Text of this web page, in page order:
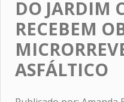
DO JARDIM
RECEBEM
ASFÁLTICO